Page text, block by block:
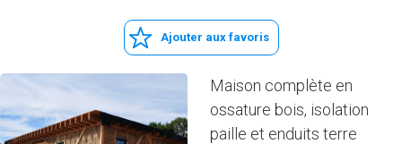
Ajouter aux favoris
Maison complète en
ossature bois, isolation
paille et enduits terre